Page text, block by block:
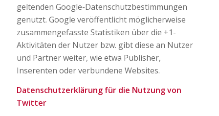
geltenden Google-Datenschutzbestimmungen
genutzt. Google veröffentlicht möglicherweise
zusammengefasste Statistiken über die +1-
Aktivitäten der Nutzer bzw. gibt diese an Nutzer
und Partner weiter, wie etwa Publisher,
Inserenten oder verbundene Websites.
Datenschutzerklärung für die Nutzung von
Twitter